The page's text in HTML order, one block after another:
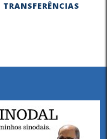
TRANSFERÊNCIAS